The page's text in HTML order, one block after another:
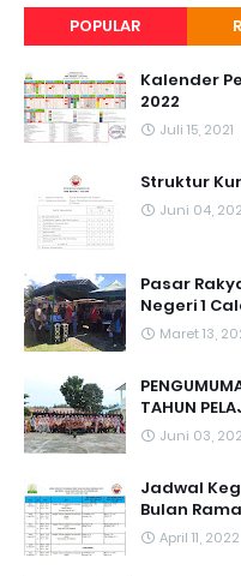
POPULAR
Kalender
2022
Juli 15, 2021
Struktur
Juni 04,
Pasar
Negeri 1
Maret 13,
TAHUN
Juni 03,
Jadwal
Bulan
April 11, 2022